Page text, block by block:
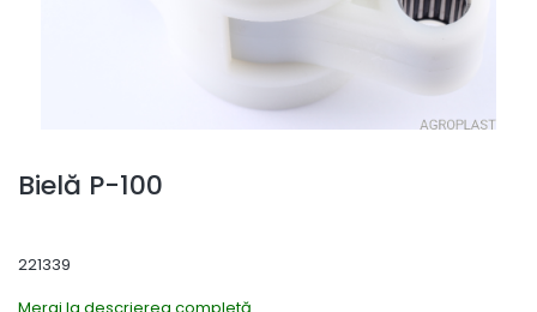
Bielă P-100
221339